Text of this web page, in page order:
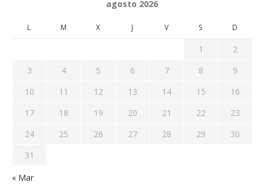
agosto 2026
L M X J V S D
1
2
3
4 5 6 7 8
9
10
11 12 13 14 15
16
17
18 19 20 21 22
23
24
25 26 27 28 29
30
31
« Mar